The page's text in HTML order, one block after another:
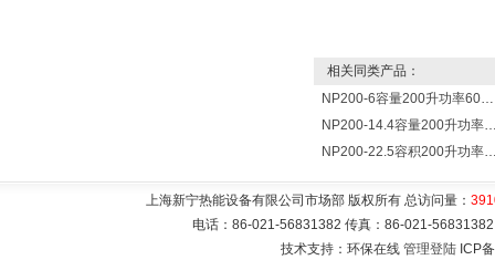
相关同类产品：
NP200-6容量200升功率6000瓦新宁电热水器 热水锅炉
NP200-14.4容量200升功率14400瓦蓄
NP200-22.5容积200升功率22500瓦储
上海新宁热能设备有限公司市场部 版权所有 总访问量：
电话：86-021-56831382 传真：86-021-
技术支持：环保在线 管理登陆 ICP